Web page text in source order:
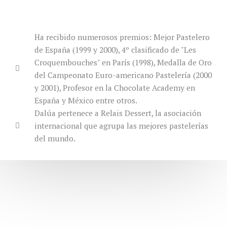
Ha recibido numerosos premios: Mejor Pastelero
de España (1999 y 2000), 4º clasificado de "Les
Croquembouches" en París (1998), Medalla de Oro
del Campeonato Euro-americano Pastelería (2000
y 2001), Profesor en la Chocolate Academy en
España y México entre otros.
Dalúa pertenece a Relais Dessert, la asociación
internacional que agrupa las mejores pastelerías
del mundo.